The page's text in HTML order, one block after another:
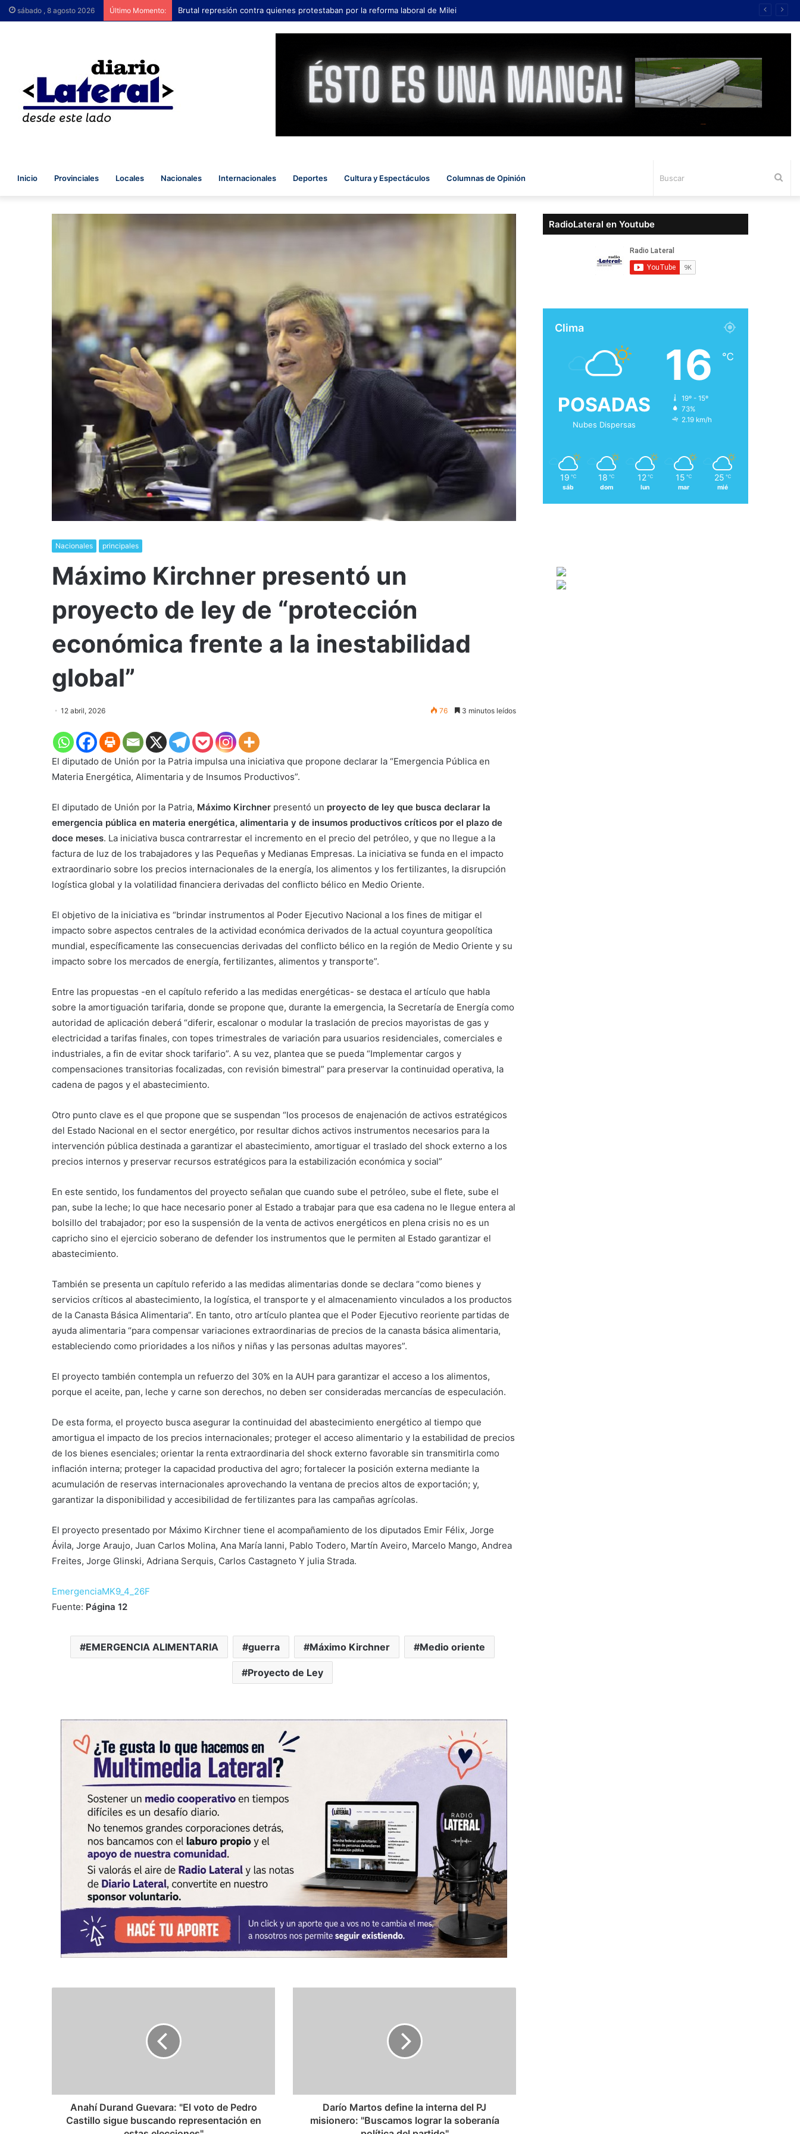
sábado , 8 agosto 2026 Último Momento: Brutal represión contra quienes protestaban por la reforma laboral de Milei
Inicio Provinciales Locales Nacionales Internacionales Deportes Cultura y Espectáculos Columnas de Opinión
Nacionales principales
Máximo Kirchner presentó un
proyecto de ley de “protección
económica frente a la inestabilidad
global”
12 abril, 2026 76 3 minutos leídos
El diputado de Unión por la Patria impulsa una iniciativa que propone declarar la “Emergencia Pública en
Materia Energética, Alimentaria y de Insumos Productivos”.
El diputado de Unión por la Patria, Máximo Kirchner presentó un proyecto de ley que busca declarar la
emergencia pública en materia energética, alimentaria y de insumos productivos críticos por el plazo de
doce meses. La iniciativa busca contrarrestar el incremento en el precio del petróleo, y que no llegue a la
factura de luz de los trabajadores y las Pequeñas y Medianas Empresas. La iniciativa se funda en el impacto
extraordinario sobre los precios internacionales de la energía, los alimentos y los fertilizantes, la disrupción
logística global y la volatilidad financiera derivadas del conflicto bélico en Medio Oriente.
El objetivo de la iniciativa es “brindar instrumentos al Poder Ejecutivo Nacional a los fines de mitigar el
impacto sobre aspectos centrales de la actividad económica derivados de la actual coyuntura geopolítica
mundial, específicamente las consecuencias derivadas del conflicto bélico en la región de Medio Oriente y su
impacto sobre los mercados de energía, fertilizantes, alimentos y transporte”.
Entre las propuestas -en el capítulo referido a las medidas energéticas- se destaca el artículo que habla
sobre la amortiguación tarifaria, donde se propone que, durante la emergencia, la Secretaría de Energía como
autoridad de aplicación deberá “diferir, escalonar o modular la traslación de precios mayoristas de gas y
electricidad a tarifas finales, con topes trimestrales de variación para usuarios residenciales, comerciales e
industriales, a fin de evitar shock tarifario”. A su vez, plantea que se pueda “Implementar cargos y
compensaciones transitorias focalizadas, con revisión bimestral” para preservar la continuidad operativa, la
cadena de pagos y el abastecimiento.
Otro punto clave es el que propone que se suspendan “los procesos de enajenación de activos estratégicos
del Estado Nacional en el sector energético, por resultar dichos activos instrumentos necesarios para la
intervención pública destinada a garantizar el abastecimiento, amortiguar el traslado del shock externo a los
precios internos y preservar recursos estratégicos para la estabilización económica y social”
En este sentido, los fundamentos del proyecto señalan que cuando sube el petróleo, sube el flete, sube el
pan, sube la leche; lo que hace necesario poner al Estado a trabajar para que esa cadena no le llegue entera al
bolsillo del trabajador; por eso la suspensión de la venta de activos energéticos en plena crisis no es un
capricho sino el ejercicio soberano de defender los instrumentos que le permiten al Estado garantizar el
abastecimiento.
También se presenta un capítulo referido a las medidas alimentarias donde se declara “como bienes y
servicios críticos al abastecimiento, la logística, el transporte y el almacenamiento vinculados a los productos
de la Canasta Básica Alimentaria”. En tanto, otro artículo plantea que el Poder Ejecutivo reoriente partidas de
ayuda alimentaria “para compensar variaciones extraordinarias de precios de la canasta básica alimentaria,
estableciendo como prioridades a los niños y niñas y las personas adultas mayores”.
El proyecto también contempla un refuerzo del 30% en la AUH para garantizar el acceso a los alimentos,
porque el aceite, pan, leche y carne son derechos, no deben ser consideradas mercancías de especulación.
De esta forma, el proyecto busca asegurar la continuidad del abastecimiento energético al tiempo que
amortigua el impacto de los precios internacionales; proteger el acceso alimentario y la estabilidad de precios
de los bienes esenciales; orientar la renta extraordinaria del shock externo favorable sin transmitirla como
inflación interna; proteger la capacidad productiva del agro; fortalecer la posición externa mediante la
acumulación de reservas internacionales aprovechando la ventana de precios altos de exportación; y,
garantizar la disponibilidad y accesibilidad de fertilizantes para las campañas agrícolas.
El proyecto presentado por Máximo Kirchner tiene el acompañamiento de los diputados Emir Félix, Jorge
Ávila, Jorge Araujo, Juan Carlos Molina, ⁠Ana María Ianni, Pablo Todero, Martín Aveiro, Marcelo Mango, Andrea
Freites, Jorge Glinski, Adriana Serquis, Carlos Castagneto Y julia Strada.
EmergenciaMK9_4_26F
Fuente: Página 12
EMERGENCIA ALIMENTARIA guerra Máximo Kirchner Medio oriente
Proyecto de Ley
Anahí Durand Guevara: "El voto de Pedro
Castillo sigue buscando representación en
Darío Martos define la interna del PJ
misionero: "Buscamos lograr la soberanía
RadioLateral en Youtube
Clima
POSADAS
Nubes Dispersas
16 ℃
19º - 15º
73%
2.19 km/h
19 ℃
sáb
18 ℃
dom
12 ℃
lun
15 ℃
mar
25 ℃
mié